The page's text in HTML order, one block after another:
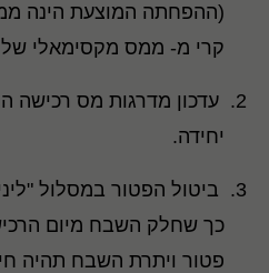
קרי מ- ממס מקסימאלי של 47% ל- 25%)
עדכון מדרגות מס רכישה
יחידה.
ביטול הפטור במסלול
פטור ויתרת השבח תהיה